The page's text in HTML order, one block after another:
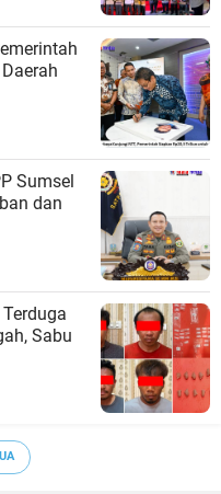
Sumsel
dan
Sabu